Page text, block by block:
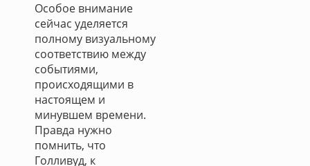
Особое внимание
сейчас уделяется
полному визуальному
соответствию между
событиями,
происходящими в
настоящем и
минувшем времени.
Правда нужно
помнить, что
Голливуд, к